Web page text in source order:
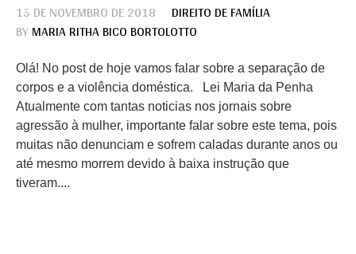
15 DE NOVEMBRO DE 2018
DIREITO DE FAMÍLIA
BYMARIA RITHA BICO BORTOLOTTO
Olá! No post de hoje vamos falar sobre a separação de
corpos e a violência doméstica. Lei Maria da Penha
Atualmente com tantas noticias nos jornais sobre
agressão à mulher, importante falar sobre este tema, pois
muitas não denunciam e sofrem caladas durante anos ou
até mesmo morrem devido à baixa instrução que
tiveram....